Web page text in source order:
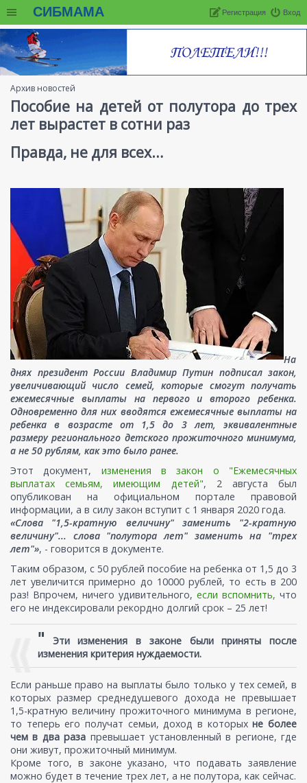
СИБМАМА Вход
Регистрация
Архив новостей
Пособие на детей от полутора до трех
лет вырастет в сотни раз
Правда, не для всех…
На
днях президент России Владимир Путин подписал закон,
увеличивающий число семей, которые смогут получать
ежемесячные выплаты на первого и второго ребенка.
Одновременно для них вводятся ежемесячные выплаты на
ребенка в возрасте от 1,5 до 3 лет, эквивалентные
размеру регионального детского прожиточного минимума,
а не 50 рублям, как это было ранее.
Этот документ, изменения в закон о "Ежемесячных
выплатах семьям, имеющим детей", 2 августа был
опубликован на официальном портале правовой
информации, а в силу закон вступит с 1 января 2020 года.
«Слова "1,5-кратную величину" заменить "2-кратную
величину"... слова "полутора лет" заменить на "трех
лет"», - говорится в документе.
Таким образом, с 50 рублей пособие на ребенка от 1,5 до 3
лет увеличится примерно до 10000 рублей, то есть в 200
раз! Впрочем, ничего удивительного, если вспомнить, что
его не индексировали рекордно долгий срок – 25 лет!
" Эти изменения в законе были приняты после
изменения критерия нуждаемости.
Если раньше право на выплаты было только у тех семей, в
которых размер среднедушевого дохода не превышает
1,5-кратную величину прожиточного минимума в регионе,
то теперь его получат семьи, доход в которыхне более
чем в два раза превышает установленный в регионе, где
они живут, прожиточный минимум.
Кроме того, в законе указано, что подавать заявление
можно будет в течение трех лет, а не полутора, как сейчас.